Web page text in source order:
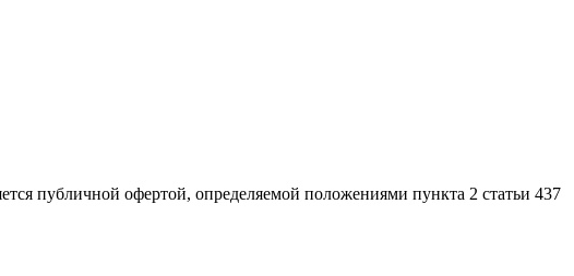
публичной офертой, определяемой положениями пункта 2 статьи 437